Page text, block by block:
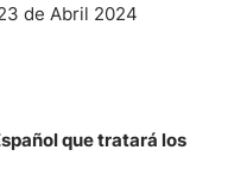
que tratará los